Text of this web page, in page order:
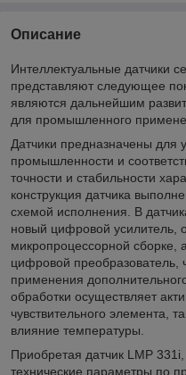
Описание
Интеллектуальные датчики
представляют следующее
являются дальнейшим
для промышленного
Датчики предназначены для
промышленности и
точности и стабильности
конструкция датчика
схемой исполнения. В
новый цифровой усилитель,
микропроцессорной сборке,
цифровой преобразователь,
применения
обработки осуществляет
чувствительного элемента,
влияние температуры.
Приобретая датчик LMP
технические параметры по